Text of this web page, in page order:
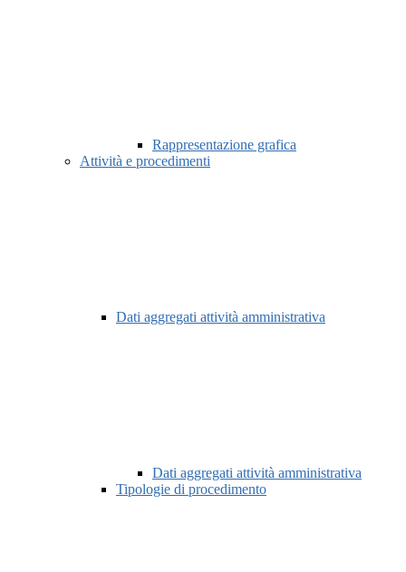
Rappresentazione grafica
Attività e procedimenti
Dati aggregati attività amministrativa
Dati aggregati attività amministrativa
Tipologie di procedimento